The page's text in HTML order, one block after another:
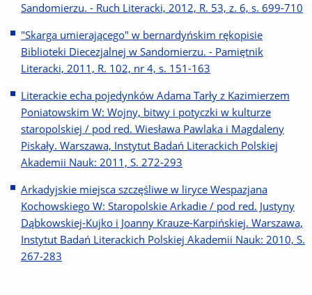
Sandomierzu. - Ruch Literacki, 2012, R. 53, z. 6, s. 699-710
"Skarga umierającego" w bernardyńskim rękopisie
Biblioteki Diecezjalnej w Sandomierzu. - Pamiętnik
Literacki, 2011, R. 102, nr 4, s. 151-163
Literackie echa pojedynków Adama Tarły z Kazimierzem
Poniatowskim W: Wojny, bitwy i potyczki w kulturze
staropolskiej / pod red. Wiesława Pawlaka i Magdaleny
Piskały. Warszawa, Instytut Badań Literackich Polskiej
Akademii Nauk: 2011, S. 272-293
Arkadyjskie miejsca szczęśliwe w liryce Wespazjana
Kochowskiego W: Staropolskie Arkadie / pod red. Justyny
Dąbkowskiej-Kujko i Joanny Krauze-Karpińskiej. Warszawa,
Instytut Badań Literackich Polskiej Akademii Nauk: 2010, S.
267-283